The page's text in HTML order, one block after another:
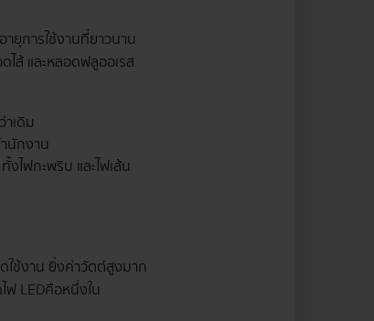
ยุการใช้งานที่ยาวนาน
ส้ และหลอดฟลูออเรส
เดิม
นักงาน
ฟกะพริบ และไฟเส้น
ช้งาน ยิ่งค่าวัตต์สูงมาก
LED คือหนึ่งใน